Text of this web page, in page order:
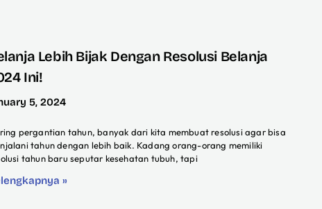
Lebih Bijak Dengan Resolusi Belanja
Ini!
5, 2024
pergantian tahun, banyak dari kita membuat resolusi agar bisa
tahun dengan lebih baik. Kadang orang-orang memiliki
tahun baru seputar kesehatan tubuh, tapi
»